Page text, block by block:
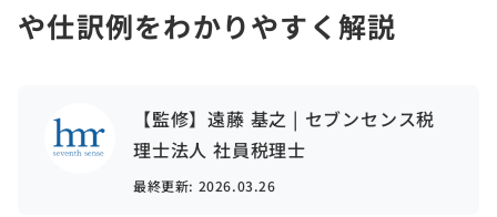
や仕訳例をわかりやすく解説
【監修】遠藤 基之 | セブンセンス税
理士法人 社員税理士
最終更新: 2026.03.26